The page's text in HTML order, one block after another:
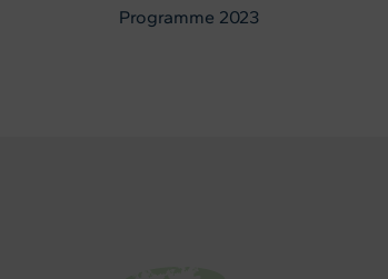
Programme 2023